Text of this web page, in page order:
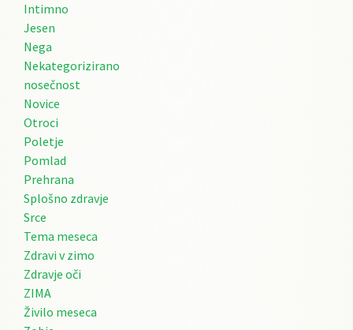
Intimno
Jesen
Nega
Nekategorizirano
nosečnost
Novice
Otroci
Poletje
Pomlad
Prehrana
Splošno zdravje
Srce
Tema meseca
Zdravi v zimo
Zdravje oči
ZIMA
Živilo meseca